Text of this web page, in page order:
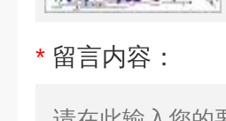
* 留言内容：